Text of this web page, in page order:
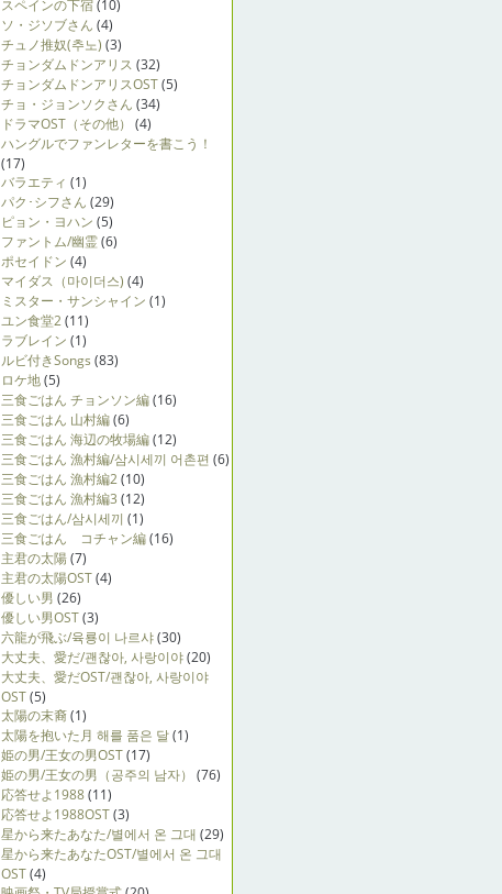
スペインの下宿(10)
ソ・ジソブさん (4)
チュノ推奴(추노) (3)
チョンダムドンアリス (32)
チョンダムドンアリスOST(5)
チョ・ジョンソクさん (34)
ドラマOST（その他） (4)
ハングルでファンレターを書こう！
(17)
バラエティ (1)
パク･シフさん (29)
ピョン・ヨハン (5)
ファントム/幽霊(6)
ポセイドン (4)
マイダス（마이더스) (4)
ミスター・サンシャイン (1)
ユン食堂2(11)
ラブレイン (1)
ルビ付きSongs (83)
ロケ地(5)
三食ごはん チョンソン編(16)
三食ごはん 山村編(6)
三食ごはん 海辺の牧場編(12)
三食ごはん 漁村編/삼시세끼 어촌편 (6)
三食ごはん 漁村編2(10)
三食ごはん 漁村編3 (12)
三食ごはん/삼시세끼 (1)
三食ごはん コチャン編(16)
主君の太陽(7)
主君の太陽OST(4)
優しい男 (26)
優しい男OST(3)
六龍が飛ぶ/육룡이 나르샤(30)
大丈夫、愛だ/괜찮아, 사랑이야(20)
大丈夫、愛だOST/괜찮아, 사랑이야
OST(5)
太陽の末裔(1)
太陽を抱いた月 해를 품은 달(1)
姫の男/王女の男OST(17)
姫の男/王女の男（공주의 남자） (76)
応答せよ1988(11)
応答せよ1988OST(3)
星から来たあなた/별에서 온 그대 (29)
星から来たあなたOST/별에서 온 그대
OST(4)